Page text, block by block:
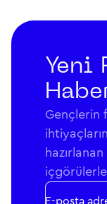
Yeni
Gençlerin